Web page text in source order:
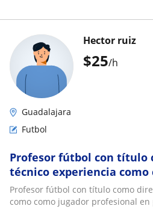
$25/h
Hector ruiz
Guadalajara
Futbol
Profesor fútbol con título
técnico experiencia como
profesional en primera
Profesor fútbol con título como
como como jugador profesional